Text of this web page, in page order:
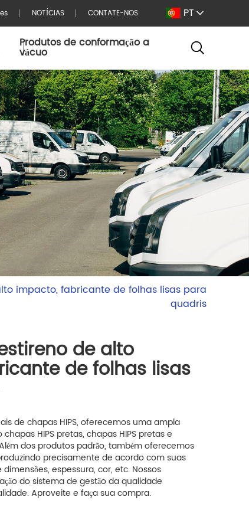
NOTÍCIAS CONTATE-NOS
PT
Produtos de conformação a
vácuo
impacto, fabricante de folhas lisas para
quadris
de alto
de folhas lisas
de chapas HIPS, oferecemos uma ampla
HIPS pretas, chapas HIPS pretas e
dos produtos padrão, também oferecemos
precisamente de acordo com suas
espessura, cor, etc. Nossos
do sistema de gestão da qualidade
Aproveite e faça sua compra.